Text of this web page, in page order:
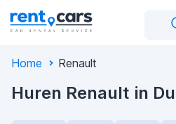
Home Renault
Huren Renault in